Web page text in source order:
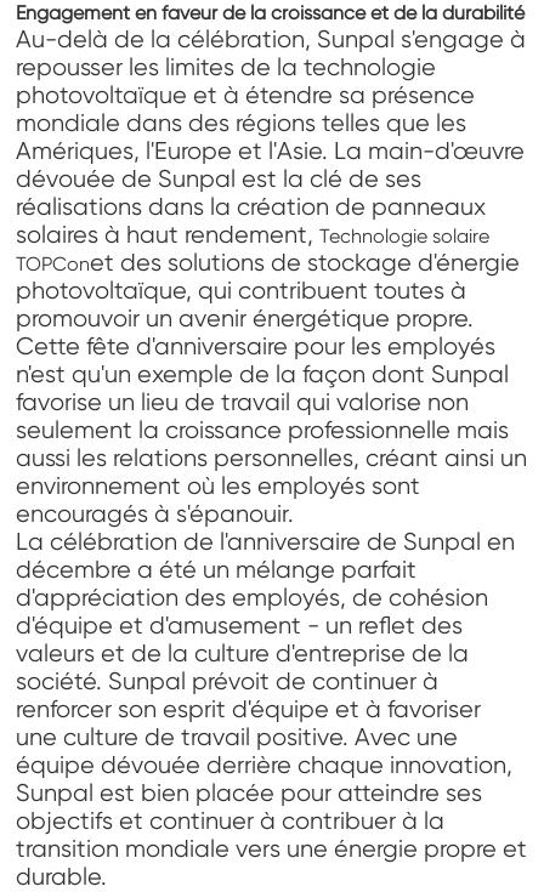
Engagement en faveur de la croissance et de la durabilité
Au-delà de la célébration, Sunpal s'engage à
repousser les limites de la technologie
photovoltaïque et à étendre sa présence
mondiale dans des régions telles que les
Amériques, l'Europe et l'Asie. La main-d'œuvre
dévouée de Sunpal est la clé de ses
réalisations dans la création de panneaux
solaires à haut rendement,Technologie solaire
TOPConet des solutions de stockage d'énergie
photovoltaïque, qui contribuent toutes à
promouvoir un avenir énergétique propre.
Cette fête d'anniversaire pour les employés
n'est qu'un exemple de la façon dont Sunpal
favorise un lieu de travail qui valorise non
seulement la croissance professionnelle mais
aussi les relations personnelles, créant ainsi un
environnement où les employés sont
encouragés à s'épanouir.
La célébration de l'anniversaire de Sunpal en
décembre a été un mélange parfait
d'appréciation des employés, de cohésion
d'équipe et d'amusement - un reflet des
valeurs et de la culture d'entreprise de la
société. Sunpal prévoit de continuer à
renforcer son esprit d'équipe et à favoriser
une culture de travail positive. Avec une
équipe dévouée derrière chaque innovation,
Sunpal est bien placée pour atteindre ses
objectifs et continuer à contribuer à la
transition mondiale vers une énergie propre et
durable.